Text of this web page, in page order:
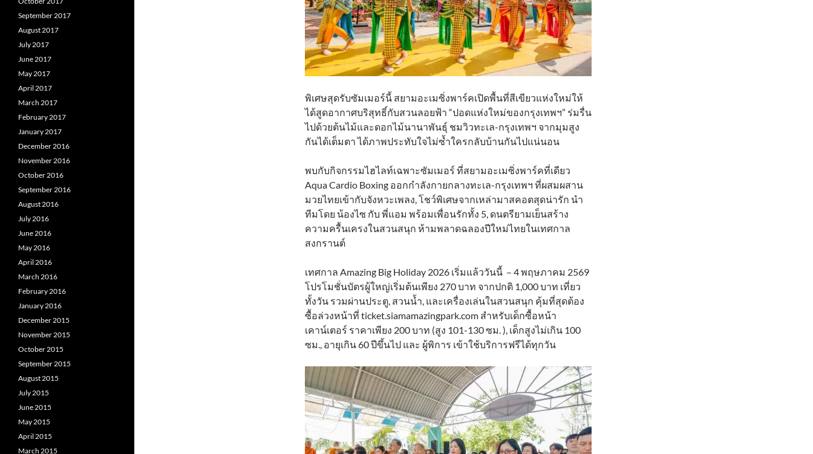
พิเศษสุดรับซัมเมอร์นี้ สยามอะเมซิ่งพาร์คเปิดพื้นที่สีเขียวแห่งใหม่ให้
ได้สูดอากาศบริสุทธิ์กับสวนลอยฟ้า “ปอดแห่งใหม่ของกรุงเทพฯ” ร่มรื่น
ไปด้วยต้นไม้และดอกไม้นานาพันธุ์ ชมวิวทะเล-กรุงเทพฯ จากมุมสูง
กันได้เต็มตา ได้ภาพประทับใจไม่ซ้ำใครกลับบ้านกันไปแน่นอน
พบกับกิจกรรมไฮไลท์เฉพาะซัมเมอร์ ที่สยามอะเมซิ่งพาร์คที่เดียว
Aqua Cardio Boxing ออกกำลังกายกลางทะเล-กรุงเทพฯ ที่ผสมผสาน
มวยไทยเข้ากับจังหวะเพลง, โชว์พิเศษจากเหล่ามาสคอตสุดน่ารัก นำ
ทีมโดย น้องไซ กับ พี่แอม พร้อมเพื่อนรักทั้ง 5, ดนตรียามเย็นสร้าง
ความครื้นเครงในสวนสนุก ห้ามพลาดฉลองปีใหม่ไทยในเทศกาล
สงกรานต์
เทศกาล Amazing Big Holiday 2026 เริ่มแล้ววันนี้ – 4 พฤษภาคม 2569
โปรโมชั่นบัตรผู้ใหญ่เริ่มต้นเพียง 270 บาท จากปกติ 1,000 บาท เที่ยว
ทั้งวัน รวมผ่านประตู, สวนน้ำ, และเครื่องเล่นในสวนสนุก คุ้มที่สุดต้อง
ซื้อล่วงหน้าที่ ticket.siamamazingpark.com สำหรับเด็กซื้อหน้า
เคาน์เตอร์ ราคาเพียง 200 บาท (สูง 101-130 ซม. ), เด็กสูงไม่เกิน 100
ซม., อายุเกิน 60 ปีขึ้นไป และ ผู้พิการ เข้าใช้บริการฟรีได้ทุกวัน
September 2017
August 2017
July 2017
June 2017
May 2017
April 2017
March 2017
February 2017
January 2017
December 2016
November 2016
October 2016
September 2016
August 2016
July 2016
June 2016
May 2016
April 2016
March 2016
February 2016
January 2016
December 2015
November 2015
October 2015
September 2015
August 2015
July 2015
June 2015
May 2015
April 2015
March 2015